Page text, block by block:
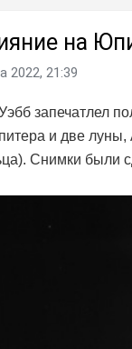
на
2022, 21:39
запечатлел
и две
Снимки